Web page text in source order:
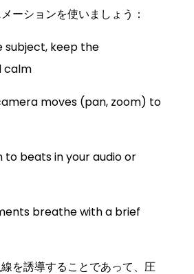
ーションを使いましょう：
subject, keep the
calm
moves (pan, zoom) to
to beats in your audio or
breathe with a brief
を誘導することであって、圧